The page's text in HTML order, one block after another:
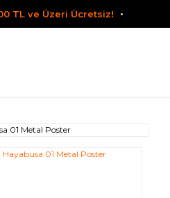
TL ve Üzeri Ücretsiz!